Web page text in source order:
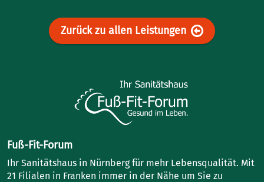
Zurück zu allen Leistungen
Fuß-Fit-Forum
Ihr Sanitätshaus in Nürnberg für mehr Lebensqualität. Mit
21 Filialen in Franken immer in der Nähe um Sie zu